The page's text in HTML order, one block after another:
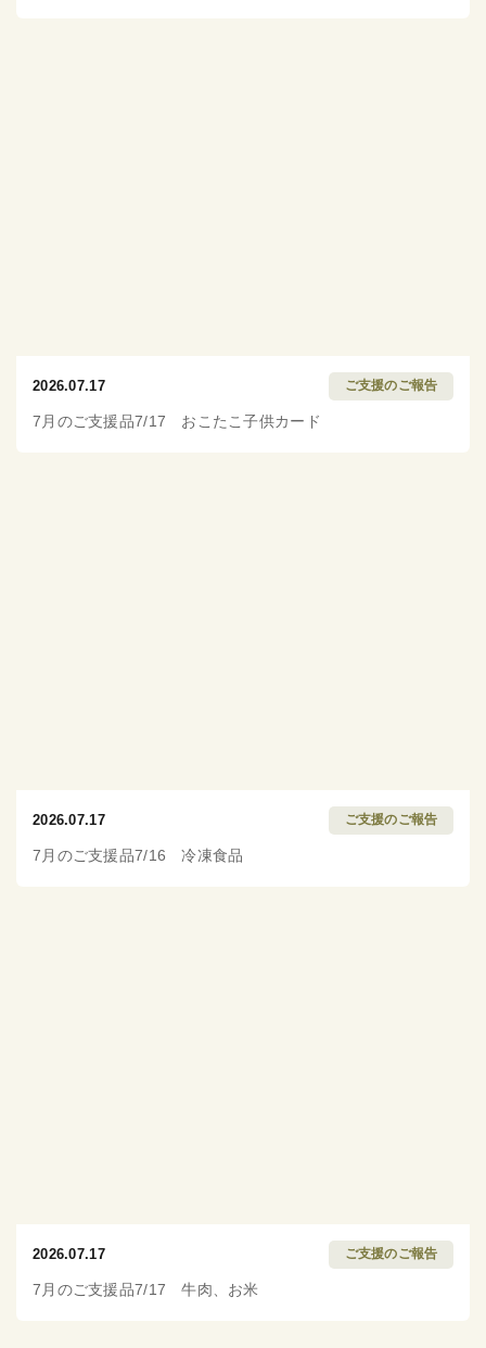
2026.07.17 ご支援のご報告
7月のご支援品7/17 おこたこ子供カード
2026.07.17 ご支援のご報告
7月のご支援品7/16 冷凍食品
2026.07.17 ご支援のご報告
7月のご支援品7/17 牛肉、お米